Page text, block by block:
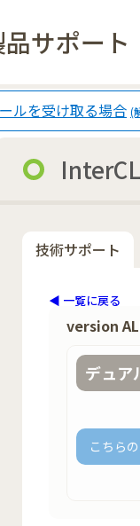
サポート
ルを受け取る場合 (
技術サポート
◀ 一覧に戻る
version
デュア
こちら